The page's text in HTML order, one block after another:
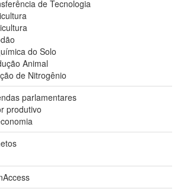
de Tecnologia
do Solo
Animal
de Nitrogênio
parlamentares
produtivo